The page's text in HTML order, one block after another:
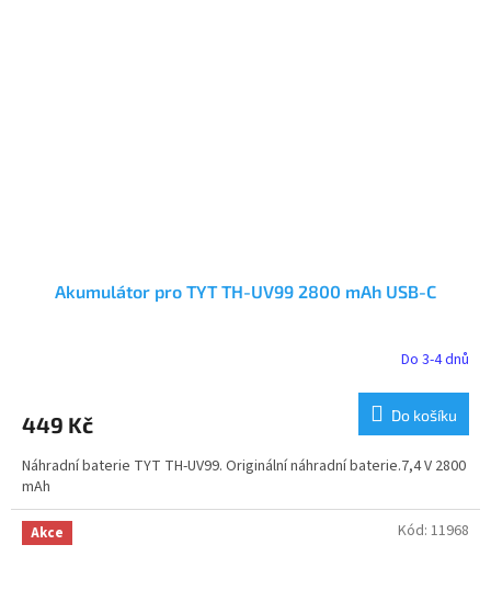
Akumulátor pro TYT TH-UV99 2800 mAh USB-C
Do 3-4 dnů
449 Kč Do košíku
Náhradní baterie TYT TH-UV99. Originální náhradní baterie.7,4 V 2800
mAh
Akce Kód: 11968